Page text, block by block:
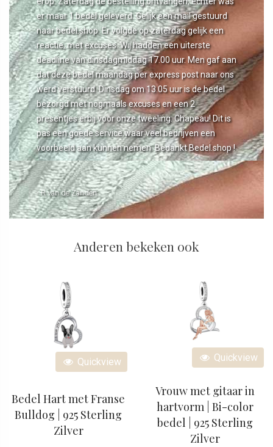
er maar 1 bedel geleverd. Gelijk een mail gestuurd
naar bedel.shop. Er volgde op zaterdag gelijk een
reactie, met excuses. Wij hadden een uiterste
deadline van dinsdagmiddag 17.00 uur. Men gaf aan
dat deze bedel maandag per express post naar ons
werd verstuurd. Dinsdag om 13.05 uur is de bedel
bezorgd met nogmaals excuses en een 2
presentjes erbij voor onze tweeling. Chapeau! Dit is
pas een goede service waar veel bedrijven een
voorbeeld aan kunnen nemen. Bedankt Bedel.shop !
- R van de Zanden
Anderen bekeken ook
Quickview
Bedel Hart met Franse
Bulldog | 925 Sterling
Zilver
Quickview
Vrouw met gitaar in
hartvorm | Bi-color
bedel | 925 Sterling
Zilver